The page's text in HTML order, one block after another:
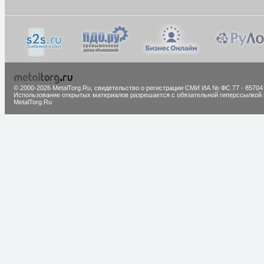
© 2000-2026 MetalTorg.Ru, cвидетельство о регистрации СМИ ИА № ФС 77 - 85704
Использование открытых материалов разрешается с обязательной гиперссылкой
MetalTorg.Ru